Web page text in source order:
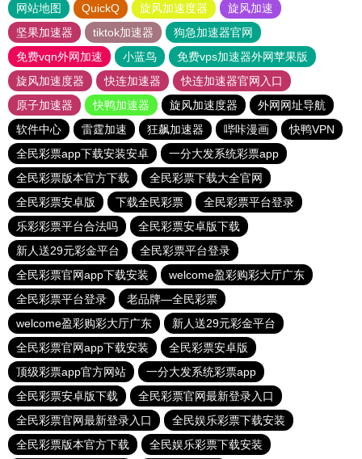
网站地图 QuickQ 旋风加速度器
旋风加速
坚果加速器
tiktok加速器
狗急加速器官网
免费vqn外网加速
小蓝鸟
免费vps加速器外网苹果版
旋风加速度器
快连加速器
快连加速器官网入口
原子加速器
快鸭加速器 旋风加速度器
外网网址导航
软件中心
雷霆加速 狂飙加速器 哔咔漫画
快鸭VPN
全民彩票app下载安装安卓
一分大发系统彩票app
全民彩票版本官方下载
全民彩票下载大全官网
全民彩票安卓版
下载全民彩票
全民彩票平台登录
乐彩彩票平台合法吗
全民彩票安卓版下载
新人送29元彩金平台
全民彩票平台登录
全民彩票官网app下载安装
welcome盈彩购彩大厅广东
全民彩票平台登录
老品牌—全民彩票
welcome盈彩购彩大厅广东
新人送29元彩金平台
全民彩票官网app下载安装
全民彩票安卓版
顶级彩票app官方网站
一分大发系统彩票app
全民彩票安卓版下载
全民彩票官网最新登录入口
全民彩票官网最新登录入口
全民娱乐彩票下载安装
全民彩票版本官方下载
全民娱乐彩票下载安装